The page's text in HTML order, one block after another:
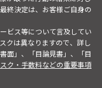
終決定は、お客様ご自身の
ビス等について言及してい
クは異なりますので、詳し
面」、「目論見書」、「目
スク・手数料などの重要事項